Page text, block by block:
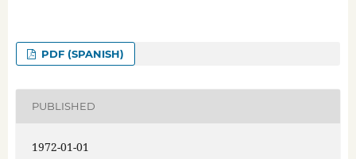
PDF (SPANISH)
PUBLISHED
1972-01-01